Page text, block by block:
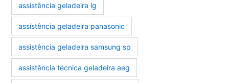
assistência geladeira lg
assistência geladeira panasonic
assistência geladeira samsung sp
assistência técnica geladeira aeg